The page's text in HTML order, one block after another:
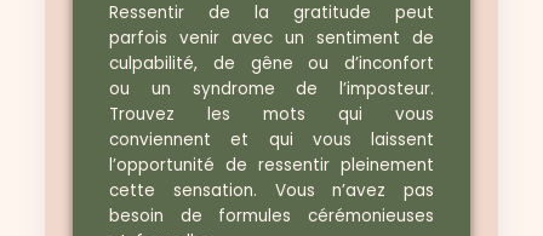
Ressentir de la gratitude peut
parfois venir avec un sentiment de
culpabilité, de gêne ou d’inconfort
ou un syndrome de l’imposteur.
Trouvez les mots qui vous
conviennent et qui vous laissent
l’opportunité de ressentir pleinement
cette sensation. Vous n’avez pas
besoin de formules cérémonieuses